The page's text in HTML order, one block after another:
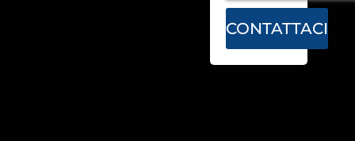
CONTATTACI